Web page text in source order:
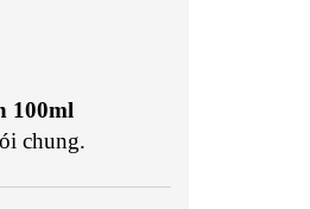
100ml
chung.